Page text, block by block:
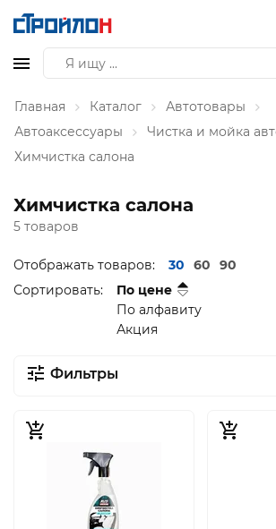
Главная Каталог
Автотовары
Автоаксессуары
Чистка и мойка
Химчистка салона
Химчистка салона
5 товаров
Отображать товаров: 30 60
90
Сортировать:
По цене
По алфавиту
Акция
Фильтры